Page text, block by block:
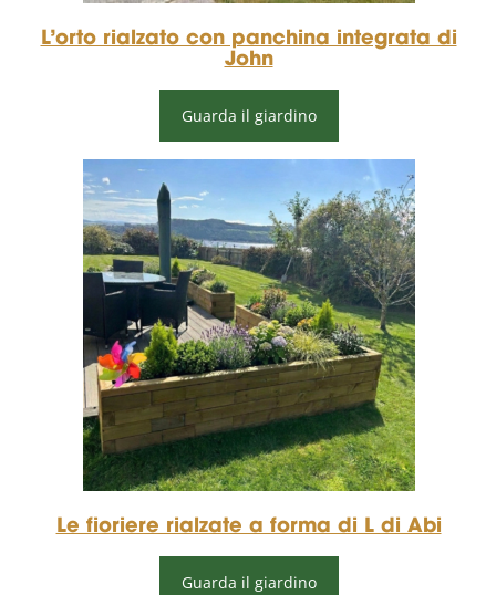
L’orto rialzato con panchina integrata di
John
Guarda il giardino
Le fioriere rialzate a forma di L di Abi
Guarda il giardino